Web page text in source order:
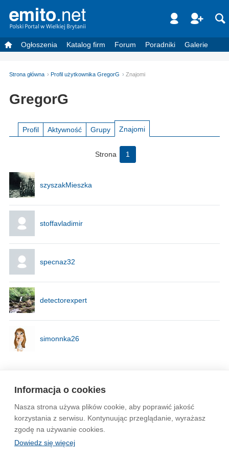
Informacja o cookies
Nasza strona używa plików cookie, aby poprawić jakość
korzystania z serwisu. Kontynuując przeglądanie, wyrażasz
zgodę na używanie cookies.
Dowiedz się więcej
Ogłoszenia Katalog firm Forum Poradniki Galerie
Strona główna Profil użytkownika GregorG Znajomi
GregorG
Profil Aktywność Grupy Znajomi
Strona 1
szyszakMieszka
stoffavladimir
specnaz32
detectorexpert
simonnka26
Wytyczne dla społeczności Regulamin Prywatność
Reklama Kontakt